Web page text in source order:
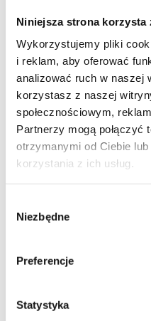
Niniejsza strona korzysta
Wykorzystujemy pliki
i reklam, aby oferować
analizować ruch w naszej
korzystasz z naszej
społecznościowym,
Partnerzy mogą połączyć
otrzymanymi od Ciebie
korzystania z ich usług.
zgody
Niezbędne
Preferencje
Statystyka
przestojami
tylko znajomość
przewidywania
reagowanie na
zbudować system,
nie pozwala się
Z prelekcji
Jak skutecznie
współpracę
biznesowego i
wewnętrzne